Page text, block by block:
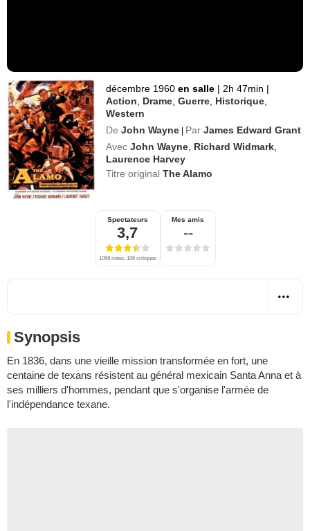
décembre 1960 en salle | 2h 47min |
Action
Drame ,Guerre Historique
Western
De John Wayne | Par James Edward Grant
Avec John Wayne Richard Widmark
Laurence Harvey
Titre originalThe Alamo
Spectateurs
3,7
1068 notes, 106 critiques
Mes amis
--
Synopsis
En 1836, dans une vieille mission transformée en fort, une
centaine de texans résistent au général mexicain Santa Anna et à
ses milliers d'hommes, pendant que s'organise l'armée de
l'indépendance texane.